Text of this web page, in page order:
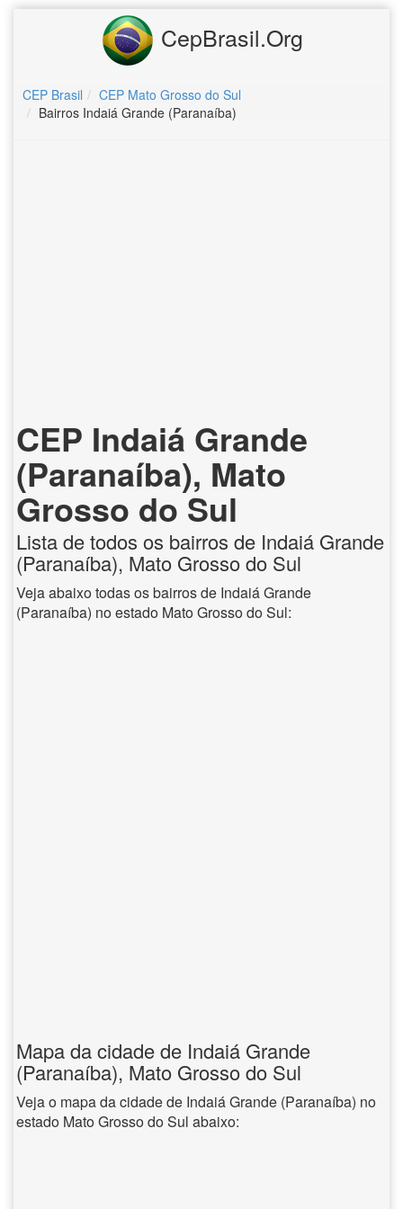
CepBrasil.Org
CEP Brasil
CEP Mato Grosso do Sul
Bairros Indaiá Grande (Paranaíba)
CEP Indaiá Grande
(Paranaíba), Mato
Grosso do Sul
Lista de todos os bairros de Indaiá Grande
(Paranaíba), Mato Grosso do Sul
Veja abaixo todas os bairros de Indaiá Grande
(Paranaíba) no estado Mato Grosso do Sul:
Mapa da cidade de Indaiá Grande
(Paranaíba), Mato Grosso do Sul
Veja o mapa da cidade de Indaiá Grande (Paranaíba) no
estado Mato Grosso do Sul abaixo: